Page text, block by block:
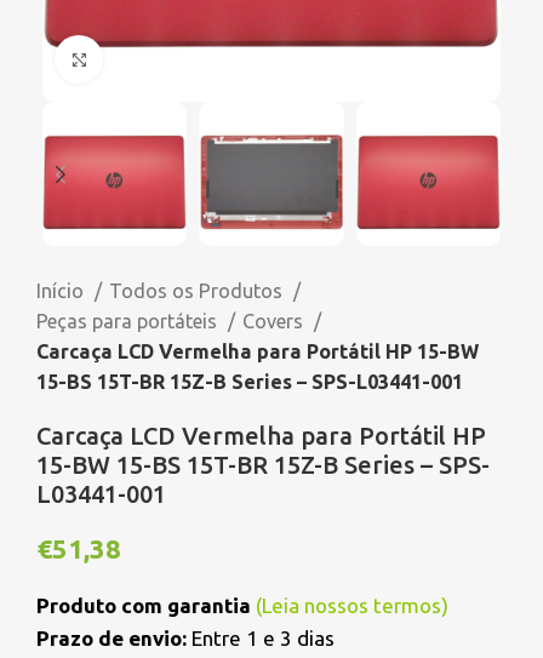
Início
Todos os Produtos
Peças para portáteis
Covers
Carcaça LCD Vermelha para Portátil HP 15-BW
15-BS 15T-BR 15Z-B Series – SPS-L03441-001
Carcaça LCD Vermelha para Portátil HP
15-BW 15-BS 15T-BR 15Z-B Series – SPS-
L03441-001
€51,38
Produto com garantia (Leia nossos termos)
Prazo de envio: Entre 1 e 3 dias